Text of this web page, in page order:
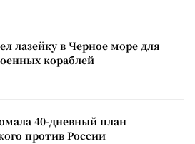
лазейку в Черное море для
кораблей
40-дневный план
против России